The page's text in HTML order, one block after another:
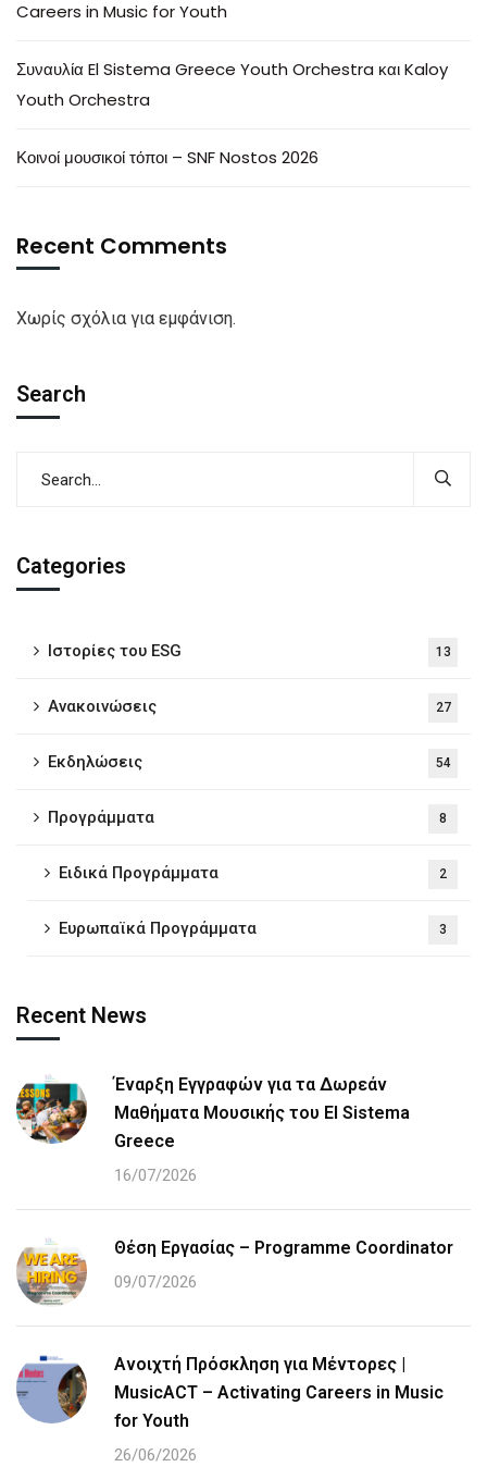
Careers in Music for Youth
Συναυλία El Sistema Greece Youth Orchestra και Kaloy
Youth Orchestra
Κοινοί μουσικοί τόποι – SNF Nostos 2026
Recent Comments
Χωρίς σχόλια για εμφάνιση.
Search
Categories
Iστορίες του ESG 13
Ανακοινώσεις 27
Εκδηλώσεις 54
Προγράμματα 8
Ειδικά Προγράμματα 2
Ευρωπαϊκά Προγράμματα 3
Recent News
Έναρξη Εγγραφών για τα Δωρεάν
Μαθήματα Μουσικής του El Sistema
Greece
16/07/2026
Θέση Εργασίας – Programme Coordinator
09/07/2026
Ανοιχτή Πρόσκληση για Μέντορες |
MusicACT – Activating Careers in Music
for Youth
26/06/2026